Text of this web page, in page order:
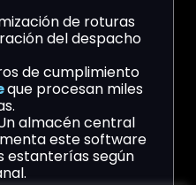
de roturas
del despacho
de cumplimiento
que procesan miles
almacén central
este software
estanterías según